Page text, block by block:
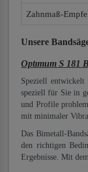
Zahnmaß-
Unsere
Optımum S 181
Speziell
speziell für Sie in
und Profile
mit minimaler
Das Bimetall-
den richtigen
Ergebnisse. Mit